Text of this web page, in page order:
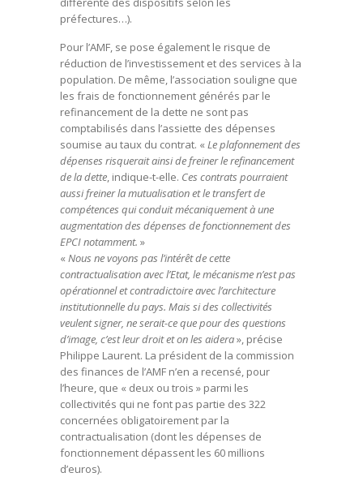
préfectures…).
Pour l’AMF, se pose également le risque de
réduction de l’investissement et des services à la
population. De même, l’association souligne que
les frais de fonctionnement générés par le
refinancement de la dette ne sont pas
comptabilisés dans l’assiette des dépenses
soumise au taux du contrat. « Le plafonnement des
dépenses risquerait ainsi de freiner le refinancement
de la dette, indique-t-elle. Ces contrats pourraient
aussi freiner la mutualisation et le transfert de
compétences qui conduit mécaniquement à une
augmentation des dépenses de fonctionnement des
EPCI notamment. »
« Nous ne voyons pas l’intérêt de cette
contractualisation avec l’Etat, le mécanisme n’est pas
opérationnel et contradictoire avec l’architecture
institutionnelle du pays. Mais si des collectivités
veulent signer, ne serait-ce que pour des questions
d’image, c’est leur droit et on les aidera», précise
Philippe Laurent. La président de la commission
des finances de l’AMF n’en a recensé, pour
l’heure, que « deux ou trois » parmi les
collectivités qui ne font pas partie des 322
concernées obligatoirement par la
contractualisation (dont les dépenses de
fonctionnement dépassent les 60 millions
d’euros).